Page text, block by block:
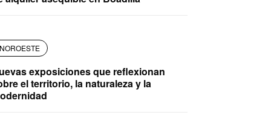
NOROESTE
exposiciones que reflexionan
el territorio, la naturaleza y la